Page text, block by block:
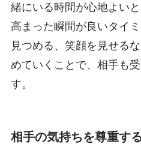
緒にいる時間が心地よい
高まった瞬間が良いタイ
見つめる、笑顔を見せる
めていくことで、相手も
す。
相手の気持ちを尊重す